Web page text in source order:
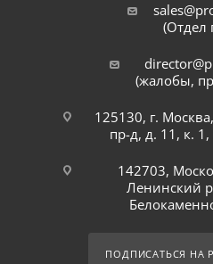
(Отдел
(жалобы,
125130, г.
пр-д, д. 11, к.
142703,
Ленинский
ПОДПИСАТЬСЯ НА